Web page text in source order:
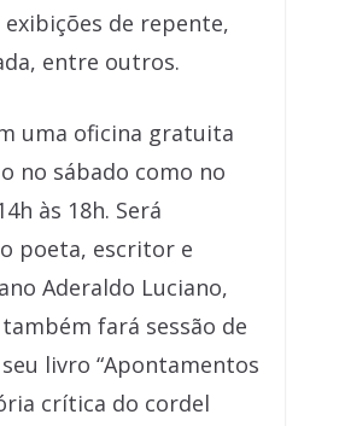
exibições de repente,
entre outros.
uma oficina gratuita
no sábado como no
às 18h. Será
poeta, escritor e
Aderaldo Luciano,
fará sessão de
livro “Apontamentos
crítica do cordel